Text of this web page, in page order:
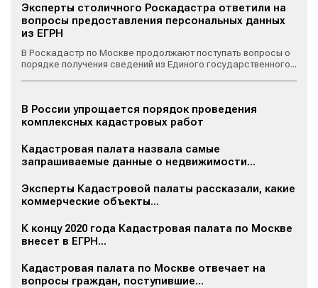
Эксперты столичного Роскадастра ответили на
вопросы предоставления персональных данных
из ЕГРН
В Роскадастр по Москве продолжают поступать вопросы о
порядке получения сведений из Единого государственного...
В России упрощается порядок проведения
комплексных кадастровых работ
Кадастровая палата назвала самые
запрашиваемые данные о недвижимости...
Эксперты Кадастровой палаты рассказали, какие
коммерческие объекты...
К концу 2020 года Кадастровая палата по Москве
внесет в ЕГРН...
Кадастровая палата по Москве отвечает на
вопросы граждан, поступившие...